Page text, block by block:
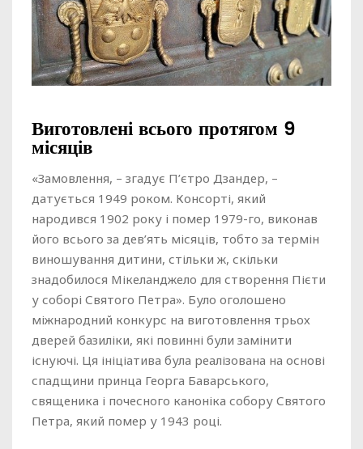
Виготовлені всього протягом 9
місяців
«Замовлення, – згадує П’єтро Дзандер, –
датується 1949 роком. Консорті, який
народився 1902 року і помер 1979-го, виконав
його всього за дев’ять місяців, тобто за термін
виношування дитини, стільки ж, скільки
знадобилося Мікеланджело для створення Пієти
у соборі Святого Петра». Було оголошено
міжнародний конкурс на виготовлення трьох
дверей базиліки, які повинні були замінити
існуючі. Ця ініціатива була реалізована на основі
спадщини принца Георга Баварського,
священика і почесного каноніка собору Святого
Петра, який помер у 1943 році.